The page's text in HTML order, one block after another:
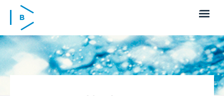
Skip to main content